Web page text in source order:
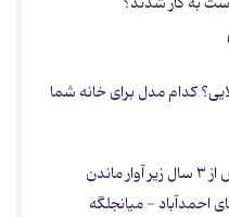
کدام مدل برای خانه شما
احمدآباد - میانجلگه